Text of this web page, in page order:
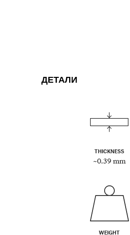
ДЕТАЛИ
THICKNESS
~0.39 mm
WEIGHT